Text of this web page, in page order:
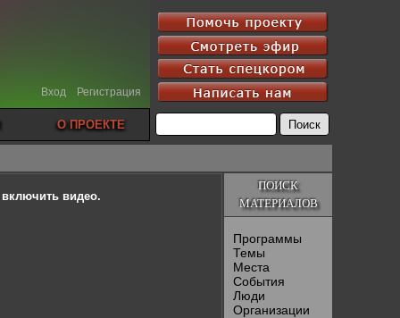
Вход Регистрация
О ПРОЕКТЕ
ПОИСК
МАТЕРИАЛОВ
Программы
Темы
Места
События
Люди
Организации
видео.